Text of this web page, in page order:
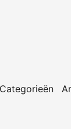
Categorieën